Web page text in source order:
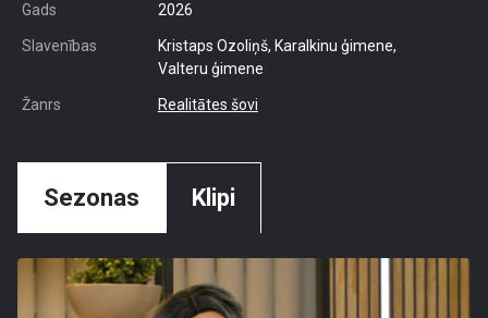
Gads 2026
Slavenības
Kristaps Ozoliņš, Karalkinu ģimene,
Valteru ģimene
Žanrs Realitātes šovi
Sezonas Klipi